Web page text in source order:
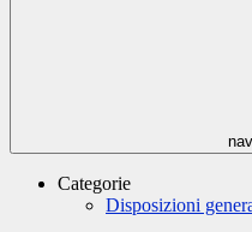
Categorie
Disposizioni